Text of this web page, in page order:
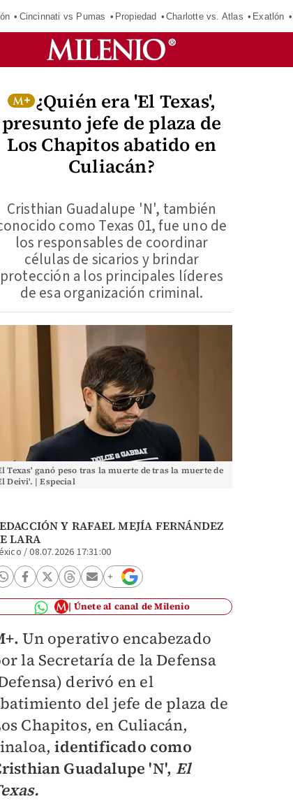
Cincinnati vs Pumas Propiedad Charlotte vs. Atlas Exatlón
¿Quién era 'El Texas',
presunto jefe de plaza de
Los Chapitos abatido en
Culiacán?
Cristhian Guadalupe 'N', también
como Texas 01, fue uno de
los responsables de coordinar
células de sicarios y brindar
protección a los principales líderes
de esa organización criminal.
Texas' ganó peso tras la muerte de tras la muerte de
Deivi'. | Especial
Y RAFAEL MEJÍA FERNÁNDEZ
LARA
/08.07.2026 17:31:00
Únete al canal de Milenio
Un operativo encabezado
la Secretaría de la Defensa
derivó en el
del jefe de plaza de
Chapitos, en Culiacán,
identificado como
Guadalupe 'N', El